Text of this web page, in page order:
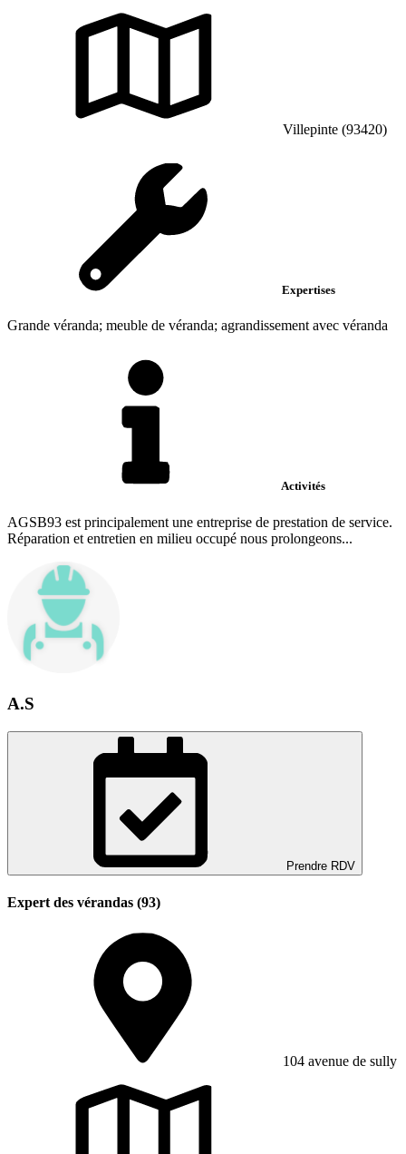
Villepinte (93420)
Expertises
Grande véranda; meuble de véranda; agrandissement avec véranda
Activités
AGSB93 est principalement une entreprise de prestation de service.
Réparation et entretien en milieu occupé nous prolongeons...
A.S
Prendre RDV
Expert des vérandas (93)
104 avenue de sully